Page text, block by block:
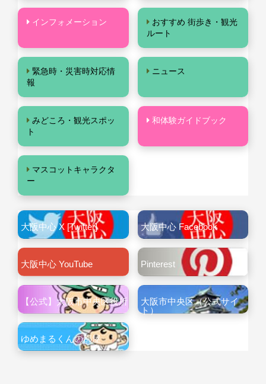
インフォメーション
おすすめ 街歩き・観光
ルート
緊急時・災害時対応情
報
ニュース
みどころ・観光スポッ
ト
和体験ガイドブック
マスコットキャラクタ
ー
大阪中心 X [Twitter] 大阪中心 Facebook
大阪中心 YouTube Pinterest
【公式】大阪市中央区役所
大阪市中央区（公式サイ
ト）
ゆめまるくんの部屋